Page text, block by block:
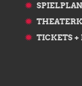
TICKETS +